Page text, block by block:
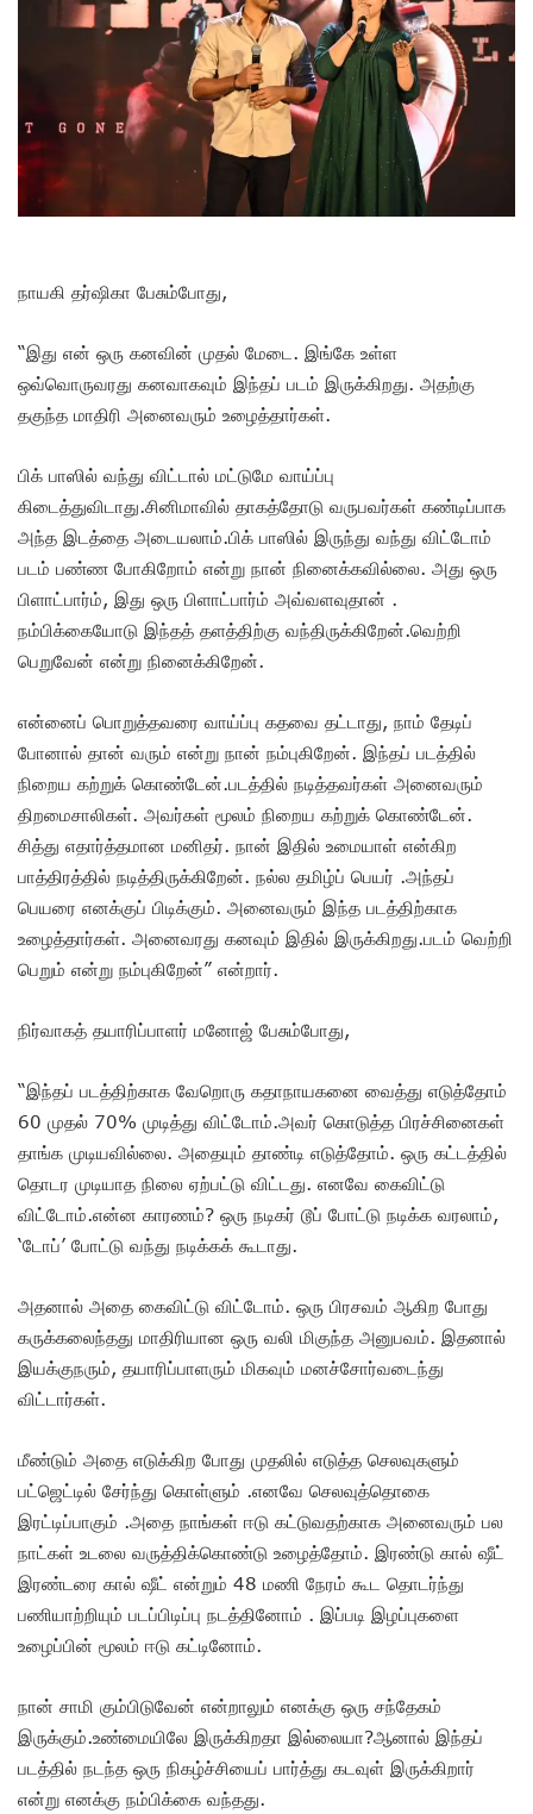
நாயகி தர்ஷிகா பேசும்போது,
“இது என் ஒரு கனவின் முதல் மேடை. இங்கே உள்ள
ஒவ்வொருவரது கனவாகவும் இந்தப் படம் இருக்கிறது. அதற்கு
தகுந்த மாதிரி அனைவரும் உழைத்தார்கள்.
பிக் பாஸில் வந்து விட்டால் மட்டுமே வாய்ப்பு
கிடைத்துவிடாது.சினிமாவில் தாகத்தோடு வருபவர்கள் கண்டிப்பாக
அந்த இடத்தை அடையலாம்.பிக் பாஸில் இருந்து வந்து விட்டோம்
படம் பண்ண போகிறோம் என்று நான் நினைக்கவில்லை. அது ஒரு
பிளாட்பார்ம், இது ஒரு பிளாட்பார்ம் அவ்வளவுதான் .
நம்பிக்கையோடு இந்தத் தளத்திற்கு வந்திருக்கிறேன்.வெற்றி
பெறுவேன் என்று நினைக்கிறேன்.
என்னைப் பொறுத்தவரை வாய்ப்பு கதவை தட்டாது, நாம் தேடிப்
போனால் தான் வரும் என்று நான் நம்புகிறேன். இந்தப் படத்தில்
நிறைய கற்றுக் கொண்டேன்.படத்தில் நடித்தவர்கள் அனைவரும்
திறமைசாலிகள். அவர்கள் மூலம் நிறைய கற்றுக் கொண்டேன்.
சித்து எதார்த்தமான மனிதர். நான் இதில் உமையாள் என்கிற
பாத்திரத்தில் நடித்திருக்கிறேன். நல்ல தமிழ்ப் பெயர் .அந்தப்
பெயரை எனக்குப் பிடிக்கும். அனைவரும் இந்த படத்திற்காக
உழைத்தார்கள். அனைவரது கனவும் இதில் இருக்கிறது.படம் வெற்றி
பெறும் என்று நம்புகிறேன்” என்றார்.
நிர்வாகத் தயாரிப்பாளர் மனோஜ் பேசும்போது,
“இந்தப் படத்திற்காக வேறொரு கதாநாயகனை வைத்து எடுத்தோம்
60 முதல் 70% முடித்து விட்டோம்.அவர் கொடுத்த பிரச்சினைகள்
தாங்க முடியவில்லை. அதையும் தாண்டி எடுத்தோம். ஒரு கட்டத்தில்
தொடர முடியாத நிலை ஏற்பட்டு விட்டது. எனவே கைவிட்டு
விட்டோம்.என்ன காரணம்? ஒரு நடிகர் டூப் போட்டு நடிக்க வரலாம்,
‘டோப்’ போட்டு வந்து நடிக்கக் கூடாது.
அதனால் அதை கைவிட்டு விட்டோம். ஒரு பிரசவம் ஆகிற போது
கருக்கலைந்தது மாதிரியான ஒரு வலி மிகுந்த அனுபவம். இதனால்
இயக்குநரும், தயாரிப்பாளரும் மிகவும் மனச்சோர்வடைந்து
விட்டார்கள்.
மீண்டும் அதை எடுக்கிற போது முதலில் எடுத்த செலவுகளும்
பட்ஜெட்டில் சேர்ந்து கொள்ளும் .எனவே செலவுத்தொகை
இரட்டிப்பாகும் .அதை நாங்கள் ஈடு கட்டுவதற்காக அனைவரும் பல
நாட்கள் உடலை வருத்திக்கொண்டு உழைத்தோம். இரண்டு கால் ஷீட்
இரண்டரை கால் ஷீட் என்றும் 48 மணி நேரம் கூட தொடர்ந்து
பணியாற்றியும் படப்பிடிப்பு நடத்தினோம் . இப்படி இழப்புகளை
உழைப்பின் மூலம் ஈடு கட்டினோம்.
நான் சாமி கும்பிடுவேன் என்றாலும் எனக்கு ஒரு சந்தேகம்
இருக்கும்.உண்மையிலே இருக்கிறதா இல்லையா?ஆனால் இந்தப்
படத்தில் நடந்த ஒரு நிகழ்ச்சியைப் பார்த்து கடவுள் இருக்கிறார்
என்று எனக்கு நம்பிக்கை வந்தது.